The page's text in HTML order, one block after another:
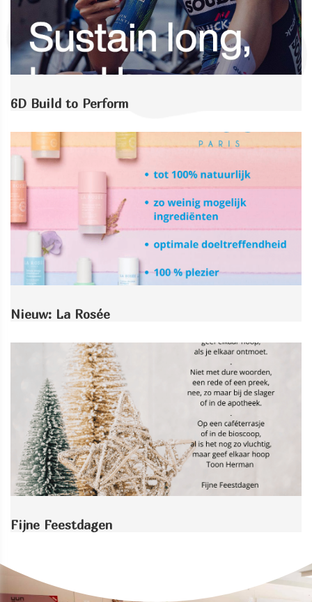
6D Build to Perform
Nieuw: La Rosée
Fijne Feestdagen